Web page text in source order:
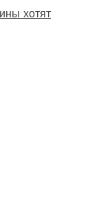
хотят